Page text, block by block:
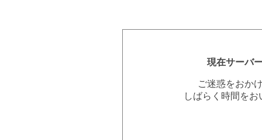
現在サーバ
ご迷惑をおか
しばらく時間を